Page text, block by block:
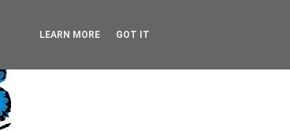
LEARN MORE GOT IT